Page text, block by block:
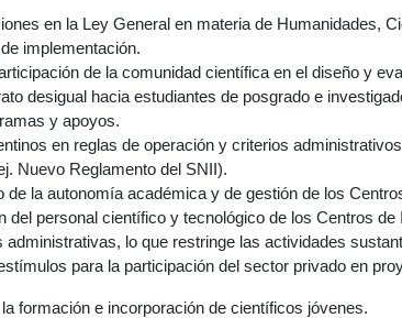
en la Ley General en materia de Humanidades,
implementación.
de la comunidad científica en el diseño y
desigual hacia estudiantes de posgrado e
y apoyos.
en reglas de operación y criterios
Nuevo Reglamento del SNII).
de la autonomía académica y de gestión de los
del personal científico y tecnológico de los Centros
administrativas, lo que restringe las actividades
para la participación del sector privado en
formación e incorporación de científicos jóvenes.